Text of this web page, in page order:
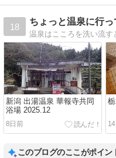
18
ちょっと温泉に行
新潟 出湯温泉 華報寺共同
浴場 2025.12
8日前
このブログのここがポイン